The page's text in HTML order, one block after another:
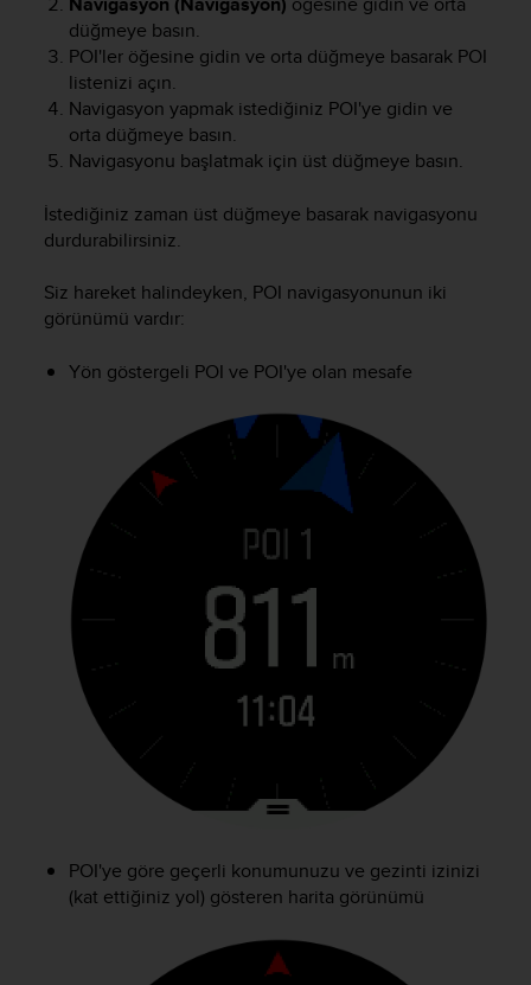
düğmeye basın.
POI'ler öğesine gidin ve orta düğmeye basarak POI
listenizi açın.
Navigasyon yapmak istediğiniz POI'ye gidin ve
orta düğmeye basın.
Navigasyonu başlatmak için üst düğmeye basın.
İstediğiniz zaman üst düğmeye basarak navigasyonu
durdurabilirsiniz.
Siz hareket halindeyken, POI navigasyonunun iki
görünümü vardır:
Yön göstergeli POI ve POI'ye olan mesafe
POI'ye göre geçerli konumunuzu ve gezinti izinizi
(kat ettiğiniz yol) gösteren harita görünümü